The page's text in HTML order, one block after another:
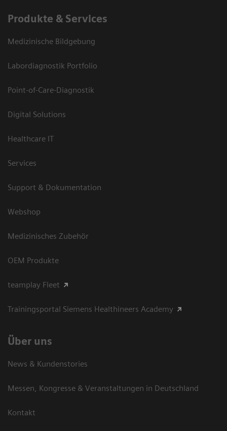
Produkte & Services
Medizinische Bildgebung
Labordiagnostik Portfolio
Point-of-Care-Diagnostik
Digital Solutions
Healthcare IT
Services
Support & Dokumentation
Webshop
Medizinisches Zubehör
OEM Produkte
teamplay Fleet
Trainingsportal Siemens Healthineers Academy
Über uns
News & Kundenstories
Messen, Kongresse & Veranstaltungen in Deutschland
Kontakt